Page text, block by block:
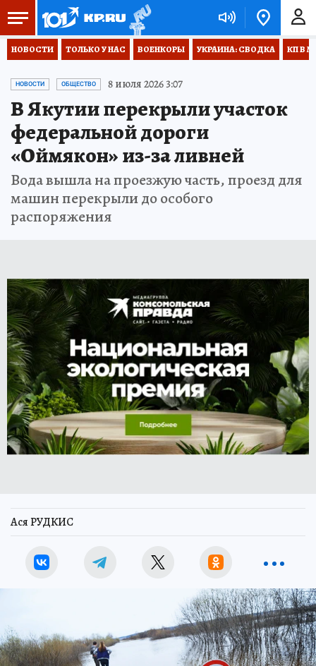
НОВОСТИ ТОЛЬКО У НАС ВОЕНКОРЫ УКРАИНА: СВОДКА КП В
НОВОСТИ ОБЩЕСТВО 8 июля 2026 3:07
В Якутии перекрыли участок
федеральной дороги
«Оймякон» из-за ливней
Вода вышла на проезжую часть, проезд для
машин перекрыли до особого
распоряжения
Ася РУДКИС